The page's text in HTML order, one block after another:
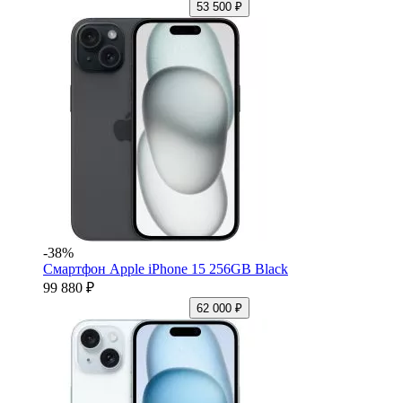
53 500 ₽
-38%
Смартфон Apple iPhone 15 256GB Black
99 880 ₽
62 000 ₽